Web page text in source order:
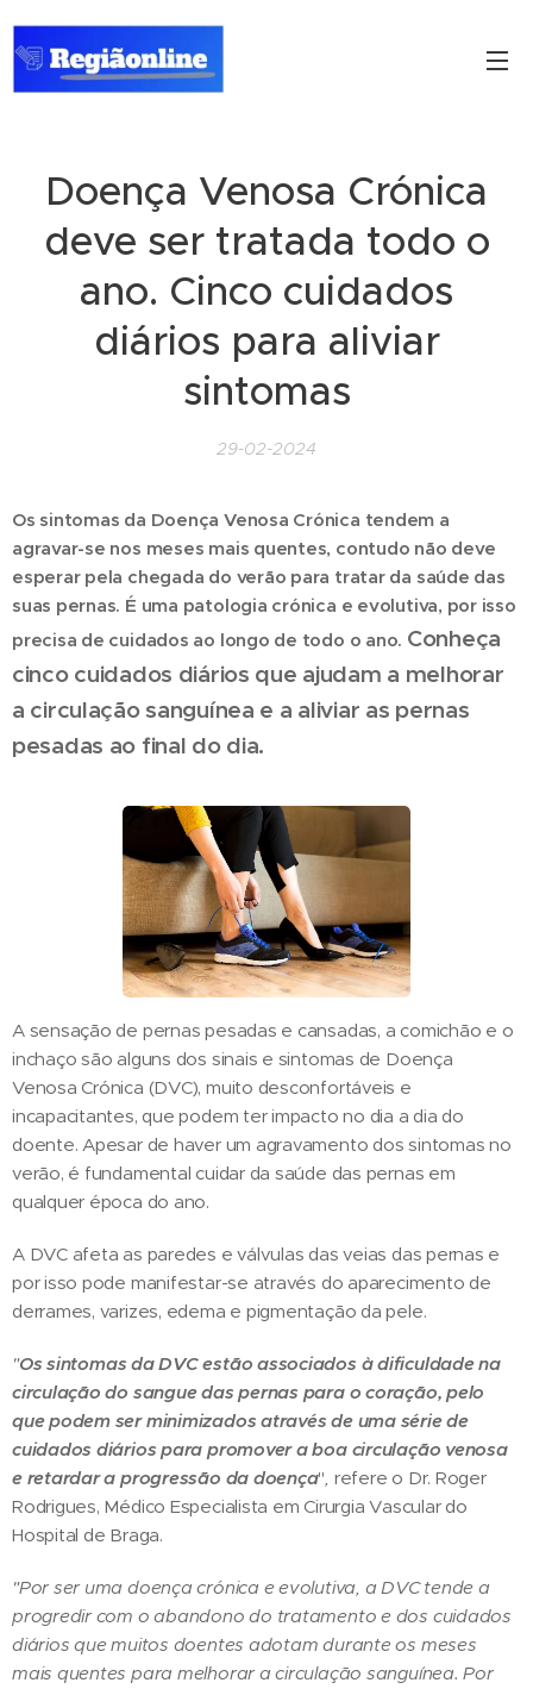
Doença Venosa Crónica
deve ser tratada todo o
ano. Cinco cuidados
diários para aliviar
sintomas
29-02-2024
Os sintomas da Doença Venosa Crónica tendem a
agravar-se nos meses mais quentes, contudo não deve
esperar pela chegada do verão para tratar da saúde das
suas pernas. É uma patologia crónica e evolutiva, por isso
precisa de cuidados ao longo de todo o ano. Conheça
cinco cuidados diários que ajudam a melhorar
a circulação sanguínea e a aliviar as pernas
pesadas ao final do dia.
A sensação de pernas pesadas e cansadas, a comichão e o
inchaço são alguns dos sinais e sintomas de Doença
Venosa Crónica (DVC), muito desconfortáveis e
incapacitantes, que podem ter impacto no dia a dia do
doente. Apesar de haver um agravamento dos sintomas no
verão, é fundamental cuidar da saúde das pernas em
qualquer época do ano.
A DVC afeta as paredes e válvulas das veias das pernas e
por isso pode manifestar-se através do aparecimento de
derrames, varizes, edema e pigmentação da pele.
"Os sintomas da DVC estão associados à dificuldade na
circulação do sangue das pernas para o coração, pelo
que podem ser minimizados através de uma série de
cuidados diários para promover a boa circulação venosa
e retardar a progressão da doença", refere o Dr. Roger
Rodrigues, Médico Especialista em Cirurgia Vascular do
Hospital de Braga.
"Por ser uma doença crónica e evolutiva, a DVC tende a
progredir com o abandono do tratamento e dos cuidados
diários que muitos doentes adotam durante os meses
mais quentes para melhorar a circulação sanguínea. Por